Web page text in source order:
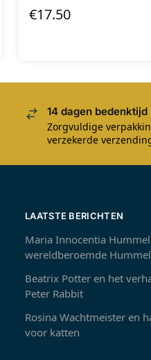
€17.50
14 dagen bedenktijd
Zorgvuldige
verzekerde
LAATSTE BERICHTEN
Maria Innocentia
wereldberoemde
Beatrix Potter en het
Peter Rabbit
Rosina Wachtmeister en
voor katten